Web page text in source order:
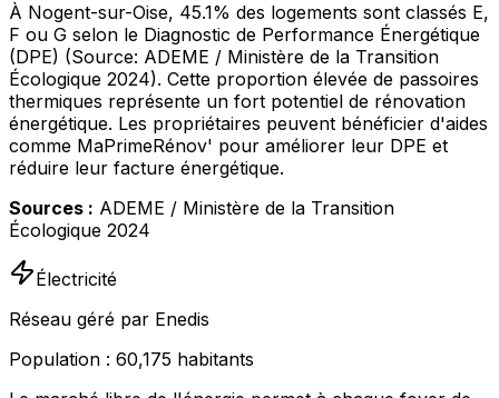
À Nogent-sur-Oise, 45.1% des logements sont classés E,
F ou G selon le Diagnostic de Performance Énergétique
(DPE) (Source: ADEME / Ministère de la Transition
Écologique 2024). Cette proportion élevée de passoires
thermiques représente un fort potentiel de rénovation
énergétique. Les propriétaires peuvent bénéficier d'aides
comme MaPrimeRénov' pour améliorer leur DPE et
réduire leur facture énergétique.
Sources : ADEME / Ministère de la Transition
Écologique 2024
Électricité
Réseau géré par Enedis
Population : 60,175 habitants